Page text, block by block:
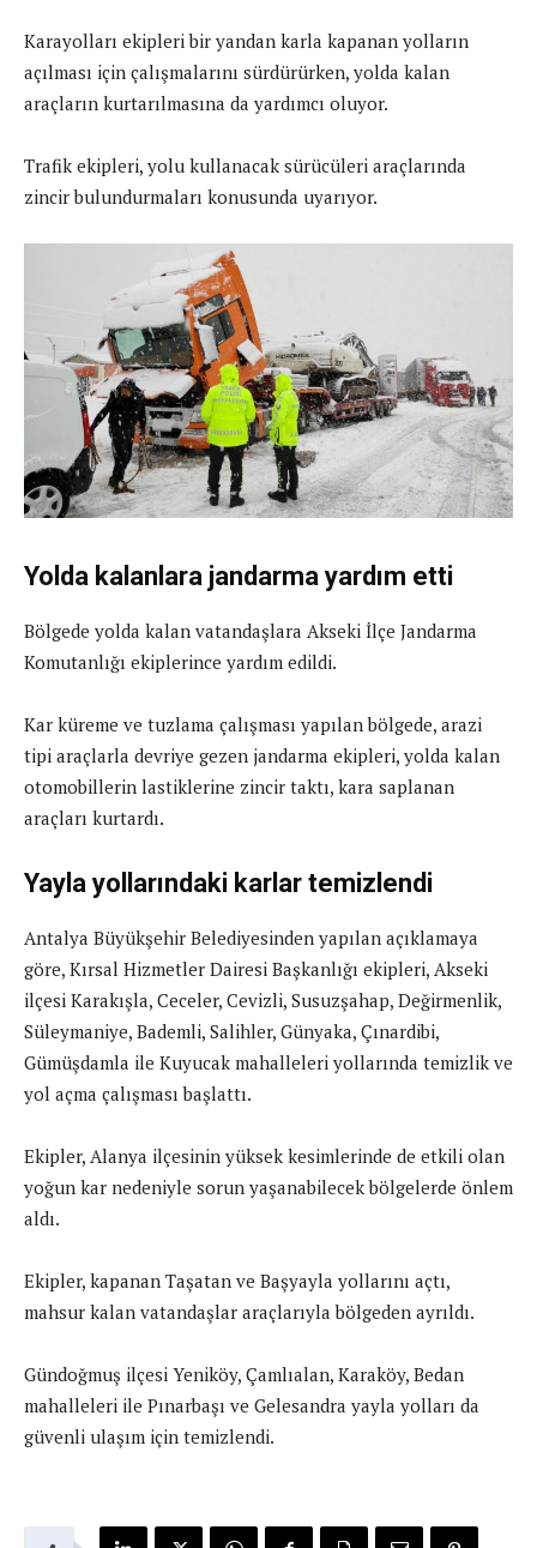
Karayolları ekipleri bir yandan karla kapanan yolların
açılması için çalışmalarını sürdürürken, yolda kalan
araçların kurtarılmasına da yardımcı oluyor.
Trafik ekipleri, yolu kullanacak sürücüleri araçlarında
zincir bulundurmaları konusunda uyarıyor.
Yolda kalanlara jandarma yardım etti
Bölgede yolda kalan vatandaşlara Akseki İlçe Jandarma
Komutanlığı ekiplerince yardım edildi.
Kar küreme ve tuzlama çalışması yapılan bölgede, arazi
tipi araçlarla devriye gezen jandarma ekipleri, yolda kalan
otomobillerin lastiklerine zincir taktı, kara saplanan
araçları kurtardı.
Yayla yollarındaki karlar temizlendi
Antalya Büyükşehir Belediyesinden yapılan açıklamaya
göre, Kırsal Hizmetler Dairesi Başkanlığı ekipleri, Akseki
ilçesi Karakışla, Ceceler, Cevizli, Susuzşahap, Değirmenlik,
Süleymaniye, Bademli, Salihler, Günyaka, Çınardibi,
Gümüşdamla ile Kuyucak mahalleleri yollarında temizlik ve
yol açma çalışması başlattı.
Ekipler, Alanya ilçesinin yüksek kesimlerinde de etkili olan
yoğun kar nedeniyle sorun yaşanabilecek bölgelerde önlem
aldı.
Ekipler, kapanan Taşatan ve Başyayla yollarını açtı,
mahsur kalan vatandaşlar araçlarıyla bölgeden ayrıldı.
Gündoğmuş ilçesi Yeniköy, Çamlıalan, Karaköy, Bedan
mahalleleri ile Pınarbaşı ve Gelesandra yayla yolları da
güvenli ulaşım için temizlendi.